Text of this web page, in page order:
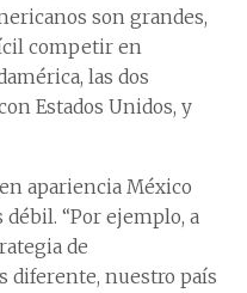
son grandes,
competir en
las dos
Estados Unidos, y
apariencia México
“Por ejemplo, a
de
diferente, nuestro país